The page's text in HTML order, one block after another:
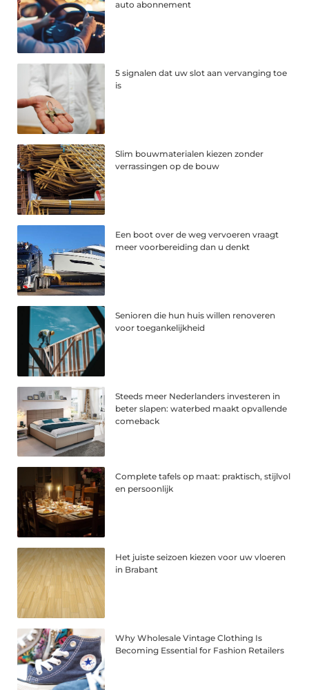
auto abonnement
5 signalen dat uw slot aan vervanging toe
is
Slim bouwmaterialen kiezen zonder
verrassingen op de bouw
Een boot over de weg vervoeren vraagt
meer voorbereiding dan u denkt
Senioren die hun huis willen renoveren
voor toegankelijkheid
Steeds meer Nederlanders investeren in
beter slapen: waterbed maakt opvallende
comeback
Complete tafels op maat: praktisch, stijlvol
en persoonlijk
Het juiste seizoen kiezen voor uw vloeren
in Brabant
Why Wholesale Vintage Clothing Is
Becoming Essential for Fashion Retailers